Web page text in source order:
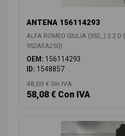
ANTENA 156114293
ALFA ROMEO GIULIA (952_) 2.2 D
952AEA250)
OEM: 156114293
ID: 1548857
48,00 € Sin IVA
58,08 € Con IVA